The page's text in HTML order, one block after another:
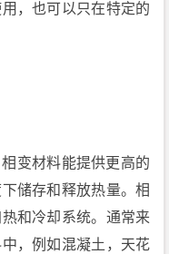
，也可以只在特定的
变材料能提供更高的
储存和释放热量。相
和冷却系统。通常来
，例如混凝土，天花